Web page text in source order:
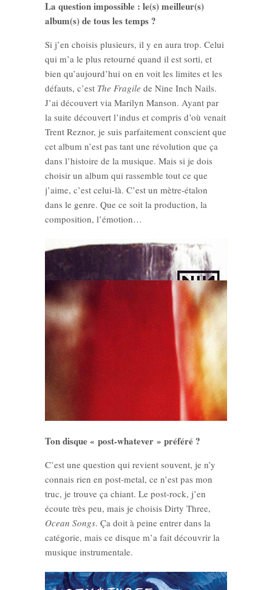
La question impossible : le(s) meilleur(s)
album(s) de tous les temps ?
Si j’en choisis plusieurs, il y en aura trop. Celui
qui m’a le plus retourné quand il est sorti, et
bien qu’aujourd’hui on en voit les limites et les
défauts, c’est The Fragile de Nine Inch Nails.
J’ai découvert via Marilyn Manson. Ayant par
la suite découvert l’indus et compris d’où venait
Trent Reznor, je suis parfaitement conscient que
cet album n’est pas tant une révolution que ça
dans l’histoire de la musique. Mais si je dois
choisir un album qui rassemble tout ce que
j’aime, c’est celui-là. C’est un mètre-étalon
dans le genre. Que ce soit la production, la
composition, l’émotion…
Ton disque « post-whatever » préféré ?
C’est une question qui revient souvent, je n’y
connais rien en post-metal, ce n’est pas mon
truc, je trouve ça chiant. Le post-rock, j’en
écoute très peu, mais je choisis Dirty Three,
Ocean Songs. Ça doit à peine entrer dans la
catégorie, mais ce disque m’a fait découvrir la
musique instrumentale.